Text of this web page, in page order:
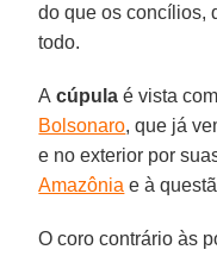
do que os concílios,
todo.
A cúpula é vista
Bolsonaro, que já
e no exterior por
Amazônia e à
O coro contrário às